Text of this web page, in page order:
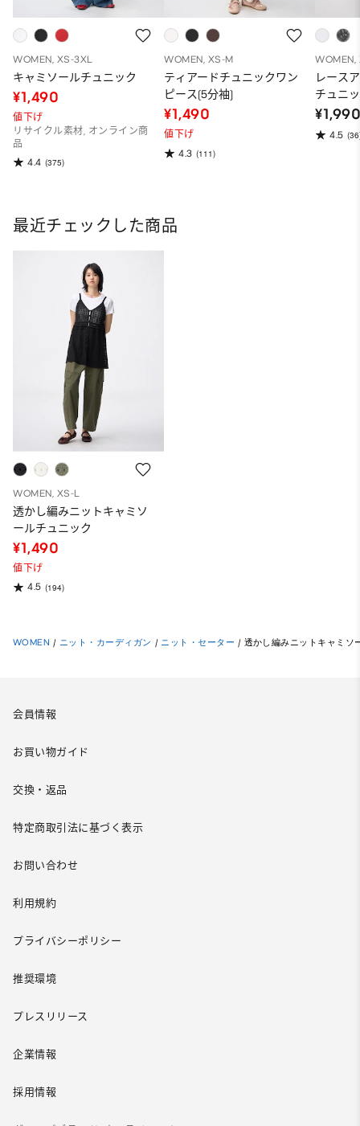
WOMEN, XS-3XL
キャミソールチュニック
¥1,490
値下げ
リサイクル素材, オンライン商
品
4.4 (375)
WOMEN, XS-M
ティアードチュニックワン
ピース(5分袖)
¥1,490
値下げ
4.3 (111)
WOMEN,
レース
チュニ
4.5
最近チェックした商品
WOMEN, XS-L
透かし編みニットキャミソ
ールチュニック
¥1,490
値下げ
4.5 (194)
WOMEN / ニット・カーディガン / ニット・セーター / 透かし編みニットキャミソ
会員情報
お買い物ガイド
交換・返品
特定商取引法に基づく表示
お問い合わせ
利用規約
プライバシーポリシー
推奨環境
プレスリリース
企業情報
採用情報